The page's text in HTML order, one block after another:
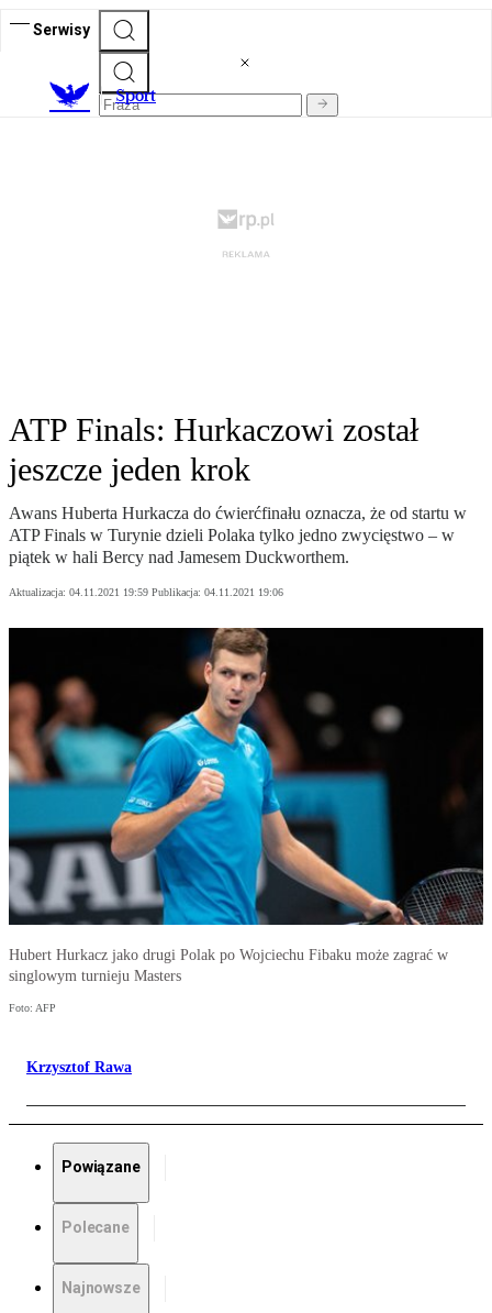
Serwisy
Sport
ATP Finals: Hurkaczowi został
jeszcze jeden krok
Awans Huberta Hurkacza do ćwierćfinału oznacza, że od startu w
ATP Finals w Turynie dzieli Polaka tylko jedno zwycięstwo – w
piątek w hali Bercy nad Jamesem Duckworthem.
Aktualizacja: 04.11.2021 19:59 Publikacja: 04.11.2021 19:06
Hubert Hurkacz jako drugi Polak po Wojciechu Fibaku może zagrać w
singlowym turnieju Masters
Foto: AFP
Krzysztof Rawa
Powiązane
Polecane
Najnowsze